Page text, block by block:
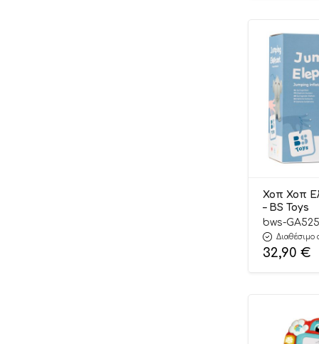
Χοπ Χοπ
– BS Toys
bws-GA525
Διαθέσιμο
32,90 €